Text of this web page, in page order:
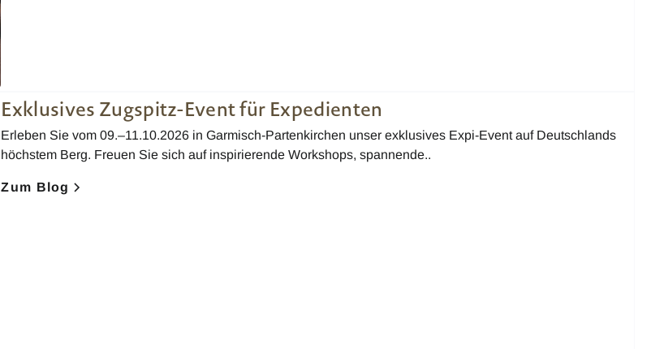
Exklusives Zugspitz-Event für Expedienten
Erleben Sie vom 09.–11.10.2026 in Garmisch-Partenkirchen unser exklusives Expi-Event auf Deutschlands
höchstem Berg. Freuen Sie sich auf inspirierende Workshops, spannende..
Zum Blog